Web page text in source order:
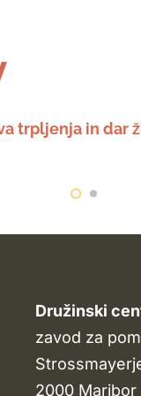
trpljenja in dar
Družinski
zavod za
2000 Maribor